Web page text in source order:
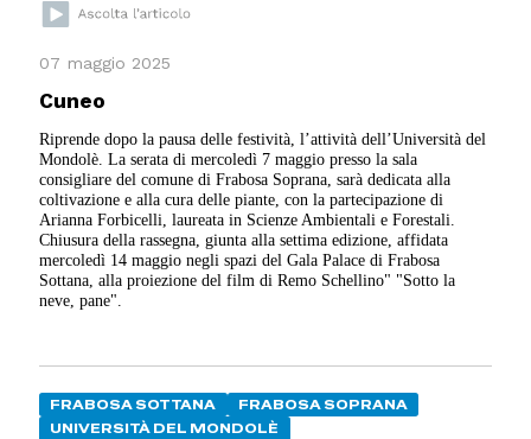
07 maggio 2025
Cuneo
Riprende dopo la pausa delle festività, l’attività dell’Università del
Mondolè. La serata di mercoledì 7 maggio presso la sala
consigliare del comune di Frabosa Soprana, sarà dedicata alla
coltivazione e alla cura delle piante, con la partecipazione di
Arianna Forbicelli, laureata in Scienze Ambientali e Forestali.
Chiusura della rassegna, giunta alla settima edizione, affidata
mercoledì 14 maggio negli spazi del Gala Palace di Frabosa
Sottana, alla proiezione del film di Remo Schellino" "Sotto la
neve, pane".
FRABOSA SOTTANA
FRABOSA SOPRANA
UNIVERSITÀ DEL MONDOLÈ